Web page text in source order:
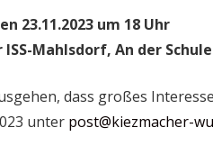
23.11.2023 um 18 Uhr
Mahlsdorf, An der
dass großes
unter post@kiezmacher-